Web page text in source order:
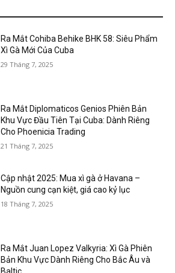
Ra Mắt Cohiba Behike BHK 58: Siêu Phẩm
Xì Gà Mới Của Cuba
29 Tháng 7, 2025
Ra Mắt Diplomaticos Genios Phiên Bản
Khu Vực Đầu Tiên Tại Cuba: Dành Riêng
Cho Phoenicia Trading
21 Tháng 7, 2025
Cập nhật 2025: Mua xì gà ở Havana –
Nguồn cung cạn kiệt, giá cao kỷ lục
18 Tháng 7, 2025
Ra Mắt Juan Lopez Valkyria: Xì Gà Phiên
Bản Khu Vực Dành Riêng Cho Bắc Âu và